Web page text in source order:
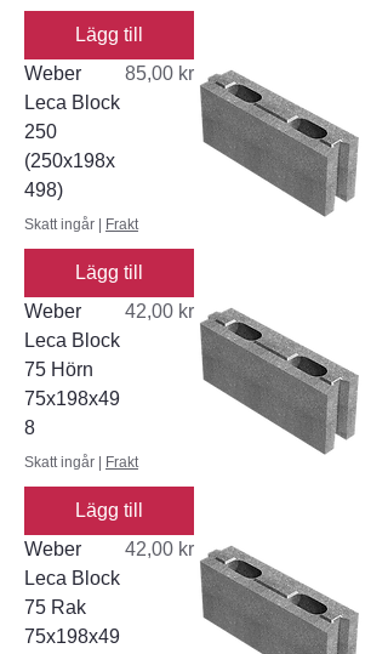
Lägg till
Weber
Leca Block
250
(250x198x
498)
Pris
85,00 kr
Skatt ingår Frakt
Lägg till
Weber
Leca Block
75 Hörn
75x198x49
8
Pris
42,00 kr
Skatt ingår Frakt
Lägg till
Weber
Leca Block
75 Rak
75x198x49
Pris
42,00 kr